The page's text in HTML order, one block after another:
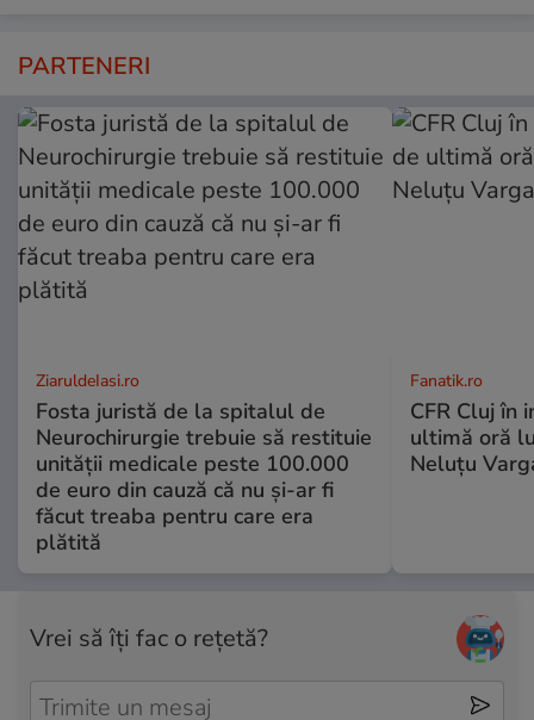
PARTENERI
ZiaruldeIasi.ro
Fosta juristă de la spitalul de
Neurochirurgie trebuie să restituie
unității medicale peste 100.000
de euro din cauză că nu și-ar fi
făcut treaba pentru care era
plătită
Fanatik.ro
CFR Cluj în
ultimă oră
Neluțu
Vrei să îți fac o rețetă?